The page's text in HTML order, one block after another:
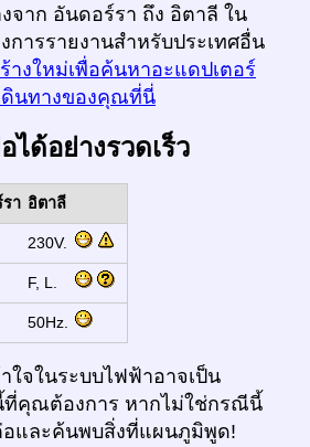
จาก อันดอร์รา ถึง อิตาลี ใน
ารรายงานสำหรับประเทศอื่น
างใหม่เพื่อค้นหาอะแดปเตอร์
ดินทางของคุณที่นี่
ด้อย่างรวดเร็ว
า อิตาลี
230V.
F, L.
50Hz.
จในระบบไฟฟ้าอาจเป็น
คุณต้องการ หากไม่ใช่กรณีนี้
และค้นพบสิ่งที่แผนภูมิพูด!